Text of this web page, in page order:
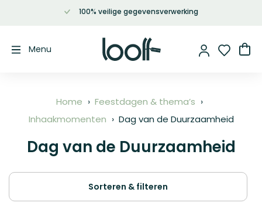
inhoud
100% veilige gegevensverwerking
Menu
Home
Feestdagen & thema’s
Inhaakmomenten
Dag van de Duurzaamheid
Dag van de Duurzaamheid
Sorteren & filteren